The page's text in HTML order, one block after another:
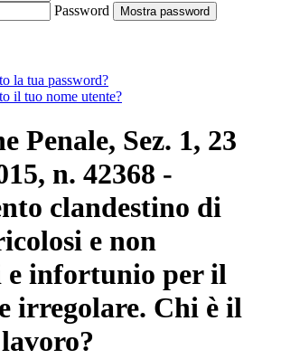
Password
Mostra password
la tua password?
il tuo nome utente?
Penale, Sez. 1, 23
n. 42368 -
clandestino di
e non
e infortunio per il
irregolare. Chi è il